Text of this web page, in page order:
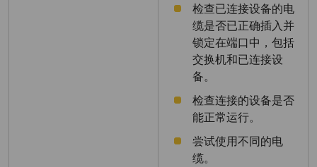
检查已连接设备的电
缆是否已正确插入并
锁定在端口中，包括
交换机和已连接设
备。
检查连接的设备是否
能正常运行。
尝试使用不同的电
缆。